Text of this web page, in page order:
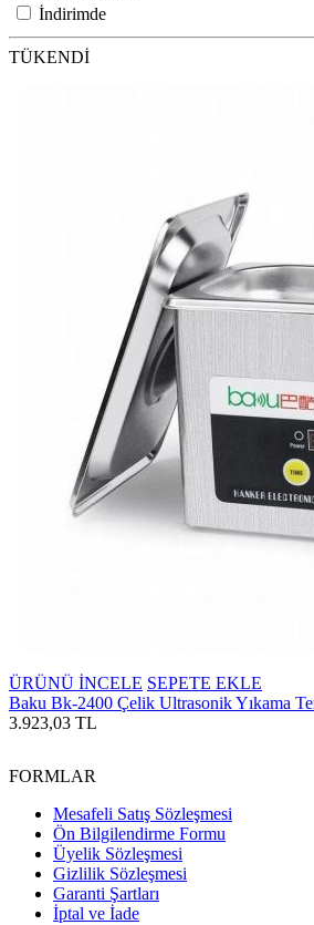
İndirimde
TÜKENDİ
ÜRÜNÜ İNCELE SEPETE EKLE
Baku Bk-2400 Çelik Ultrasonik Yıkama
3.923,03 TL
FORMLAR
Mesafeli Satış Sözleşmesi
Ön Bilgilendirme Formu
Üyelik Sözleşmesi
Gizlilik Sözleşmesi
Garanti Şartları
İptal ve İade